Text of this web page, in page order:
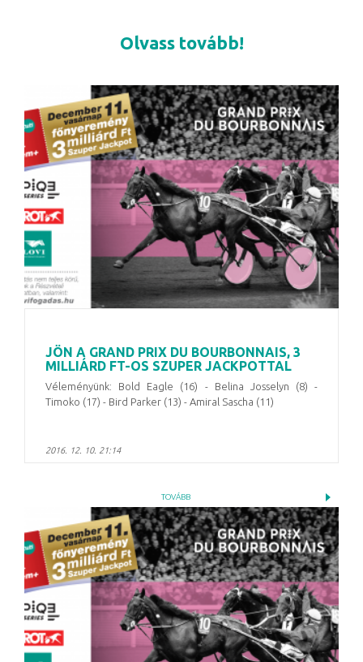
Olvass tovább!
JÖN A GRAND PRIX DU BOURBONNAIS, 3
MILLIÁRD FT-OS SZUPER JACKPOTTAL
Véleményünk: Bold Eagle (16) - Belina Josselyn (8) -
Timoko (17) - Bird Parker (13) - Amiral Sascha (11)
2016. 12. 10. 21:14
TOVÁBB